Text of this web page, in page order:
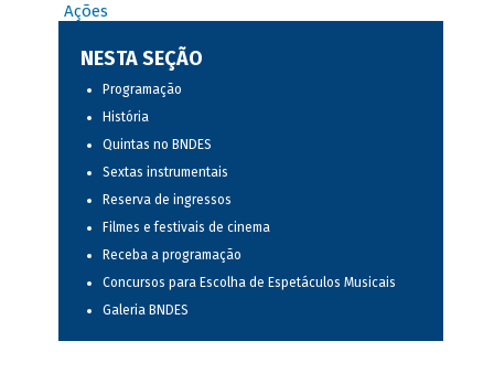
Ações
NESTA SEÇÃO
Programação
História
Quintas no BNDES
Sextas instrumentais
Reserva de ingressos
Filmes e festivais de cinema
Receba a programação
Concursos para Escolha de Espetáculos Musicais
Galeria BNDES